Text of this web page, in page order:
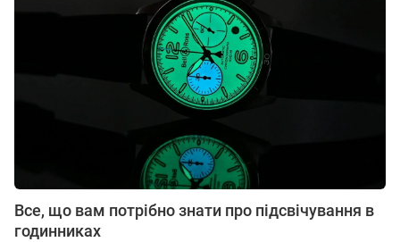
Все, що вам потрібно знати про підсвічування в
годинниках